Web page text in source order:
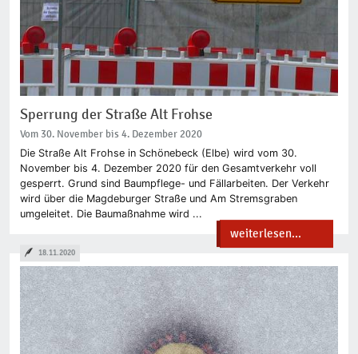
Sperrung der Straße Alt Frohse
Vom 30. November bis 4. Dezember 2020
Die Straße Alt Frohse in Schönebeck (Elbe) wird vom 30.
November bis 4. Dezember 2020 für den Gesamtverkehr voll
gesperrt. Grund sind Baumpflege- und Fällarbeiten. Der Verkehr
wird über die Magdeburger Straße und Am Stremsgraben
umgeleitet. Die Baumaßnahme wird ...
weiterlesen...
18.11.2020